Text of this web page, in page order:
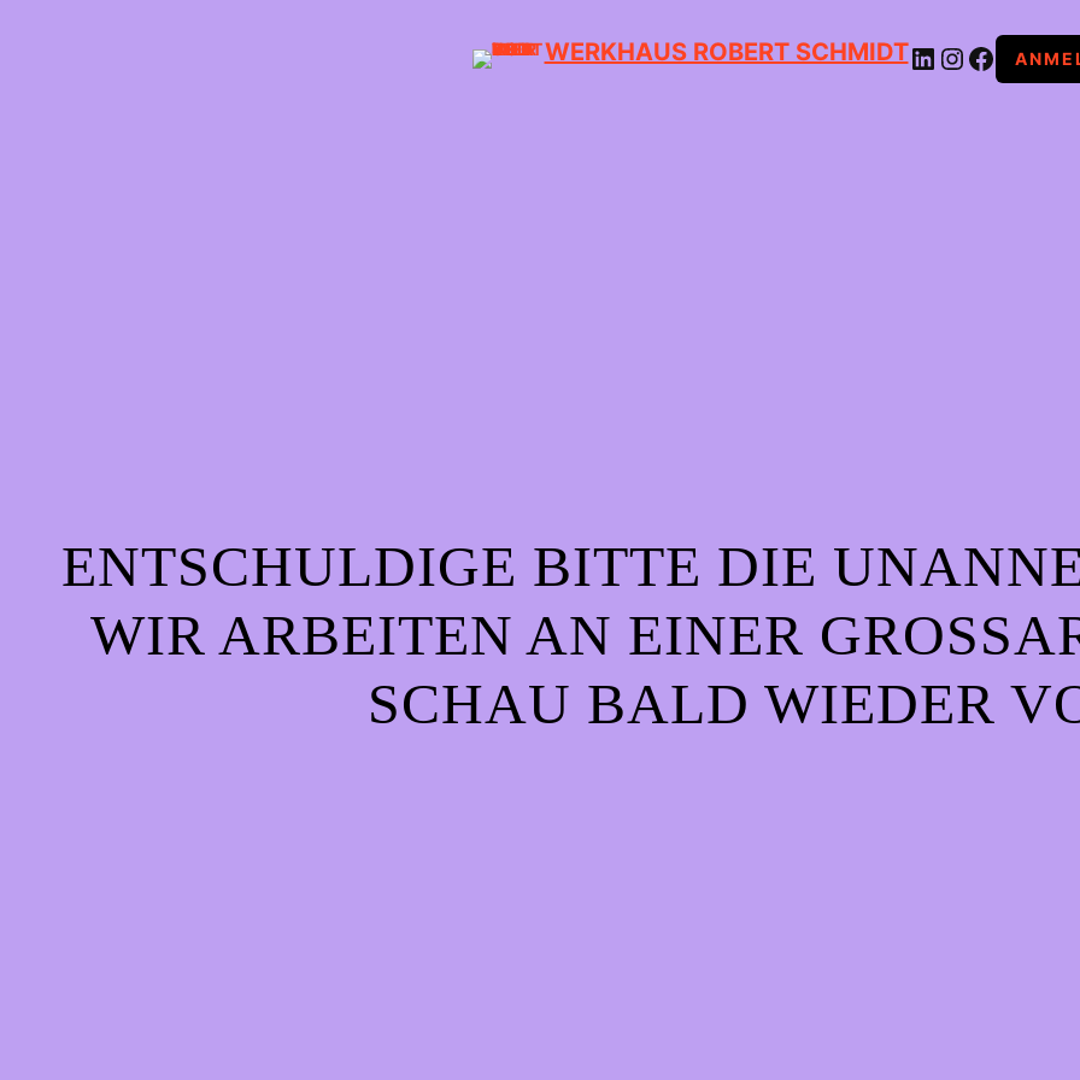
WERKHAUS ROBERT SCHMIDTLINKEDIN INSTAGRAMFACEBOOK
ENTSCHULDIGE BITTE DIE
WIR ARBEITEN AN EINER
CHAU BALD WIEDER